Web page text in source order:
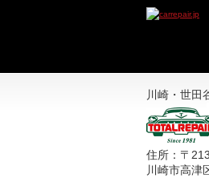
川崎・世田
住所：〒
川崎市高津